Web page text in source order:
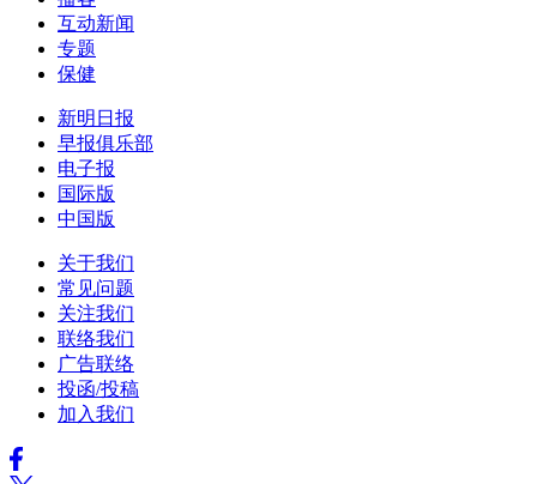
互动新闻
专题
保健
新明日报
早报俱乐部
电子报
国际版
中国版
关于我们
常见问题
关注我们
联络我们
广告联络
投函/投稿
加入我们